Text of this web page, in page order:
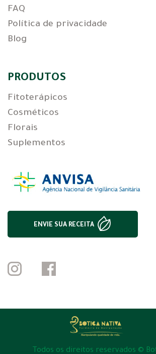
FAQ
Política de privacidade
Blog
PRODUTOS
Fitoterápicos
Cosméticos
Florais
Suplementos
ENVIE SUA RECEITA
Todos os direitos reservados ©